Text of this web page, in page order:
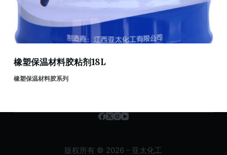
橡塑保温材料胶粘剂18L
橡塑保温材料胶系列
版权所有 © 2026 - 亚太化工